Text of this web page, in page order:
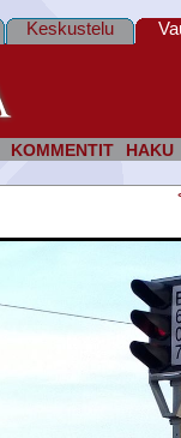
KOMMENTIT HAKU
Keskustelu